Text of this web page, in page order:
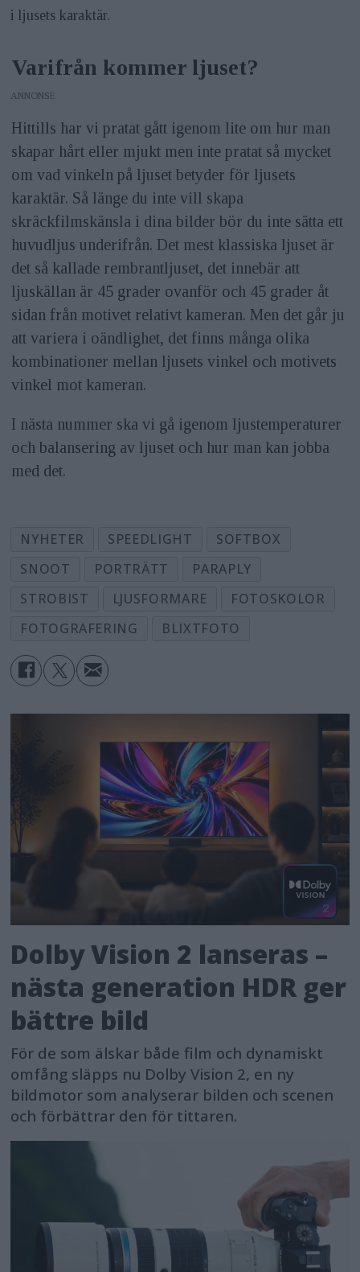
i ljusets karaktär.
Varifrån kommer ljuset?
ANNONS
Hittills har vi pratat gått igenom lite om hur man
skapar hårt eller mjukt men inte pratat så mycket
om vad vinkeln på ljuset betyder för ljusets
karaktär. Så länge du inte vill skapa
skräckfilmskänsla i dina bilder bör du inte sätta ett
huvudljus underifrån. Det mest klassiska ljuset är
det så kallade rembrantljuset, det innebär att
ljuskällan är 45 grader ovanför och 45 grader åt
sidan från motivet relativt kameran. Men det går ju
att variera i oändlighet, det finns många olika
kombinationer mellan ljusets vinkel och motivets
vinkel mot kameran.
I nästa nummer ska vi gå igenom ljustemperaturer
och balansering av ljuset och hur man kan jobba
med det.
NYHETER SPEEDLIGHT
SOFTBOX
SNOOT
PORTRÄTT
PARAPLY
STROBIST
LJUSFORMARE
FOTOSKOLOR
FOTOGRAFERING
BLIXTFOTO
Dolby Vision 2 lanseras –
nästa generation HDR ger
bättre bild
För de som älskar både film och dynamiskt
omfång släpps nu Dolby Vision 2, en ny
bildmotor som analyserar bilden och scenen
och förbättrar den för tittaren.